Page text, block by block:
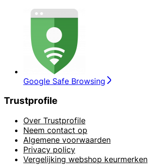
Google Safe Browsing
Trustprofile
Over Trustprofile
Neem contact op
Algemene voorwaarden
Privacy policy
Vergelijking webshop keurmerken